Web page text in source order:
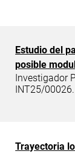
Estudio del
posible
Investigador
INT25/00026.
Trayectoria